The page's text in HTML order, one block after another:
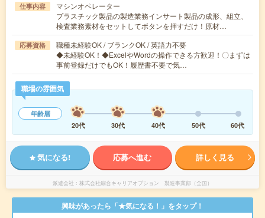
仕事内容
マシンオペレーター
プラスチック製品の製造業務インサート製品の成形、組立、
検査業務素材をセットしてボタンを押すだけ！原材…
応募資格
職種未経験OK / ブランクOK / 英語力不要
◆未経験OK！◆ExcelやWordの操作できる方歓迎！〇まずは
事前登録だけでもOK！履歴書不要で気…
職場の雰囲気
年齢層
20代
30代 40代 50代 60代
気になる! 応募へ進む 詳しく見る
派遣会社 株式会社綜合キャリアオプション 製造事業部（全国）
興味があったら「★気になる！」をタップ！